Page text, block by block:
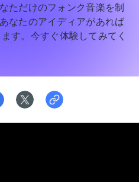
ただけのフォンク音楽を制
なたのアイディアがあれば
す。今すぐ体験してみてく